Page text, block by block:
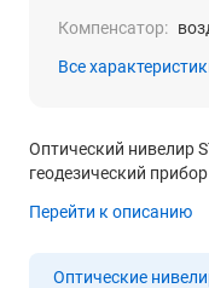
Компенсатор:
Все
Оптический нивелир
геодезический
Перейти к описанию
Оптические